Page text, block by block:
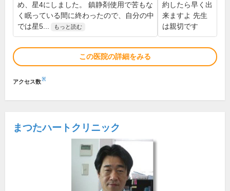
め、星4にしました。 鎮静剤使用で苦もな
く眠っている間に終わったので、自分の中
では星5...
もっと読む
約したら早く出
来ますよ 先生
は親切です
この医院の詳細をみる
アクセス数※
まつたハートクリニック